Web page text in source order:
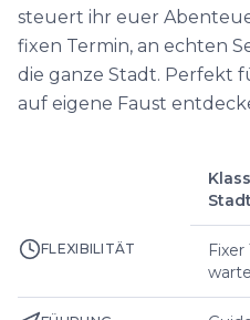
steuert ihr euer
fixen Termin, an echten
die ganze Stadt. Perfekt
auf eigene Faust
FLEXIBILITÄT